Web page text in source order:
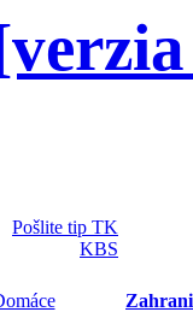
Pošlite tip TK
KBS